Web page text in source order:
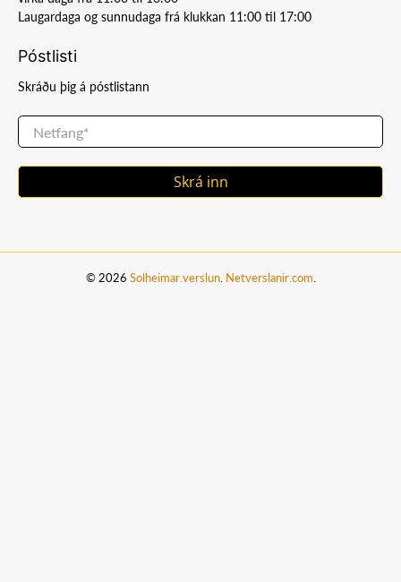
Laugardaga og sunnudaga frá klukkan 11:00 til 17:00
Póstlisti
Skráðu þig á póstlistann
Netfang
Skrá inn
© 2026 Solheimar.verslun. Netverslanir.com.